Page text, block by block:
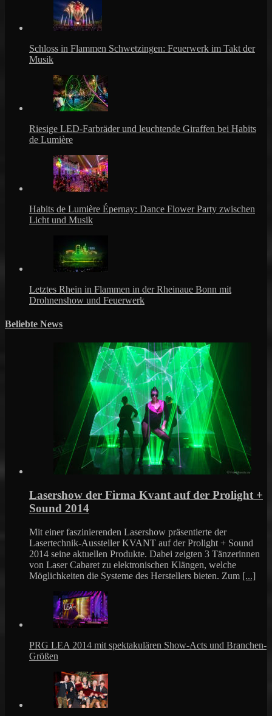
Schloss in Flammen Schwetzingen: Feuerwerk im Takt der
Musik
Riesige LED-Farbräder und leuchtende Giraffen bei Habits
de Lumière
Habits de Lumière Épernay: Dance Flower Party zwischen
Licht und Musik
Letztes Rhein in Flammen in der Rheinaue Bonn mit
Drohnenshow und Feuerwerk
Beliebte News
Lasershow der Firma Kvant auf der Prolight +
Sound 2014
Mit einer faszinierenden Lasershow präsentierte der
Lasertechnik-Aussteller KVANT auf der Prolight + Sound
2014 seine aktuellen Produkte. Dabei zeigten 3 Tänzerinnen
von Laser Cabaret zu elektronischen Klängen, welche
Möglichkeiten die Systeme des Herstellers bieten. Zum [...]
PRG LEA 2014 mit spektakulären Show-Acts und Branchen-
Größen